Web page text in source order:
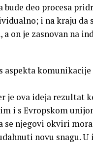
bude deo procesa
i na kraju da
on je zasnovan na
komunikacije
je ova ideja rezultat
i s Evropskom
se njegovi okviri
novu snagu.